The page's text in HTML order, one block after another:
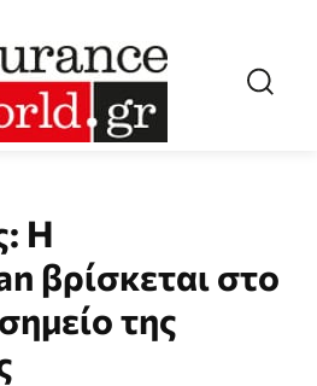
Η
βρίσκεται στο
της